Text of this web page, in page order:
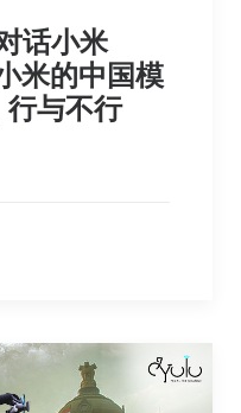
话小米
米的中国模
行与不行